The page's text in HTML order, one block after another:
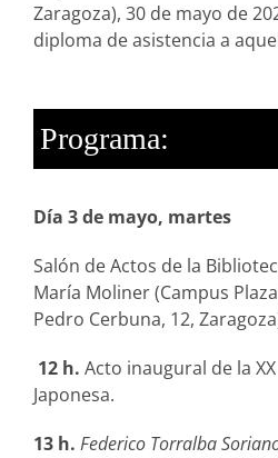
Zaragoza), 30 de mayo de
diploma de asistencia a
Programa:
Día 3 de mayo, martes
Salón de Actos de la
María Moliner (Campus
Pedro Cerbuna, 12,
12 h. Acto inaugural de la
Japonesa.
13 h. Federico Torralba